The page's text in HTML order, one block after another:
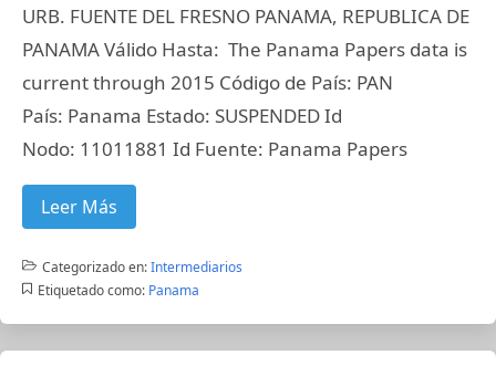
URB. FUENTE DEL FRESNO PANAMA, REPUBLICA DE
PANAMA Válido Hasta: The Panama Papers data is
current through 2015 Código de País: PAN
País: Panama Estado: SUSPENDED Id
Nodo: 11011881 Id Fuente: Panama Papers
Leer Más
Categorizado en:Intermediarios
Etiquetado como: Panama